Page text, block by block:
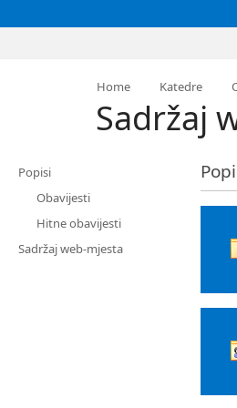
Home Katedre
Sadržaj
Popisi
Obavijesti
Hitne obavijesti
Sadržaj web-mjesta